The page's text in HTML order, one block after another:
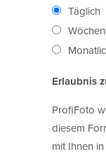
Täglich
Erlaubnis
ProfiFoto
diesem
mit Ihnen